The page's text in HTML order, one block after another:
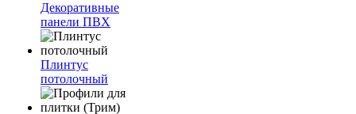
Декоративные
панели ПВХ
Плинтус
потолочный